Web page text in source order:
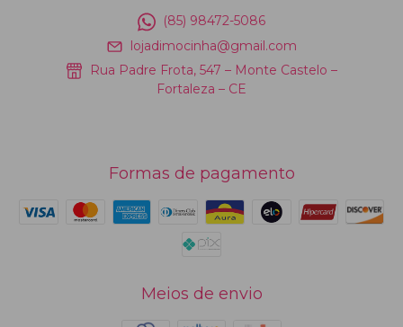
(85) 98472-5086
lojadimocinha@gmail.com
Rua Padre Frota, 547 – Monte Castelo –
Fortaleza – CE
Formas de pagamento
Meios de envio